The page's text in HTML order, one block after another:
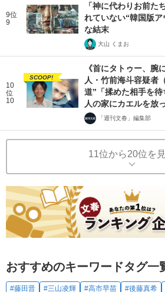
9位
9
「神に代わりお前た
れていない“韓国版
な結末
大山 くまお
10
位
10
SCOOP!
《首にタトゥー、腕
人・竹前海斗容疑者
道”「揉めた相手を
人の家にカエルを放
「週刊文春」編集部
11位から20位を
おすすめのキーワードタグ一
#藤田晋 #三山凌輝 #高市早苗 #後藤真希